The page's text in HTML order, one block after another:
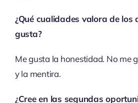
¿Qué cualidades valora de los
gusta?
Me gusta la honestidad. No me
y la mentira.
¿Cree en las segundas